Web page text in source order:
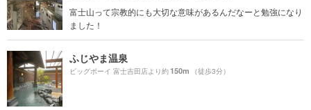
富士山って宗教的にも大切な意味があるんだなーと勉強になり
ました！
ふじやま温泉
ビッグボーイ 富士吉田店より約150m （徒歩3分）